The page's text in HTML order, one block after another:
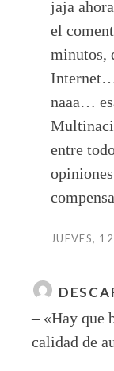
jaja
el
minutos,
Internet…
naaa…
entre
JUEVES,
– «Hay que
calidad de